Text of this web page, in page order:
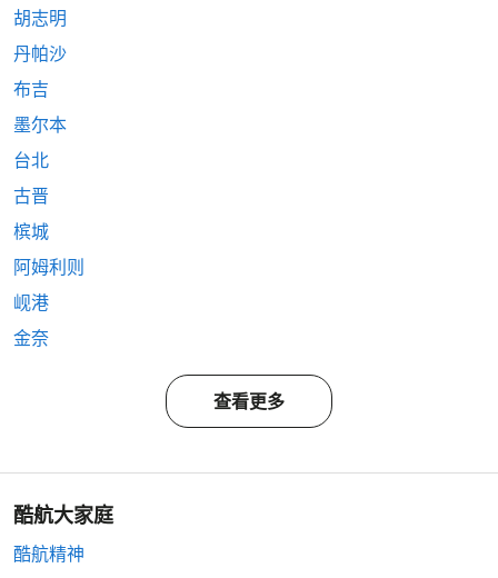
胡志明
丹帕沙
布吉
墨尔本
台北
古晋
槟城
阿姆利则
岘港
金奈
查看更多
酷航大家庭
酷航精神